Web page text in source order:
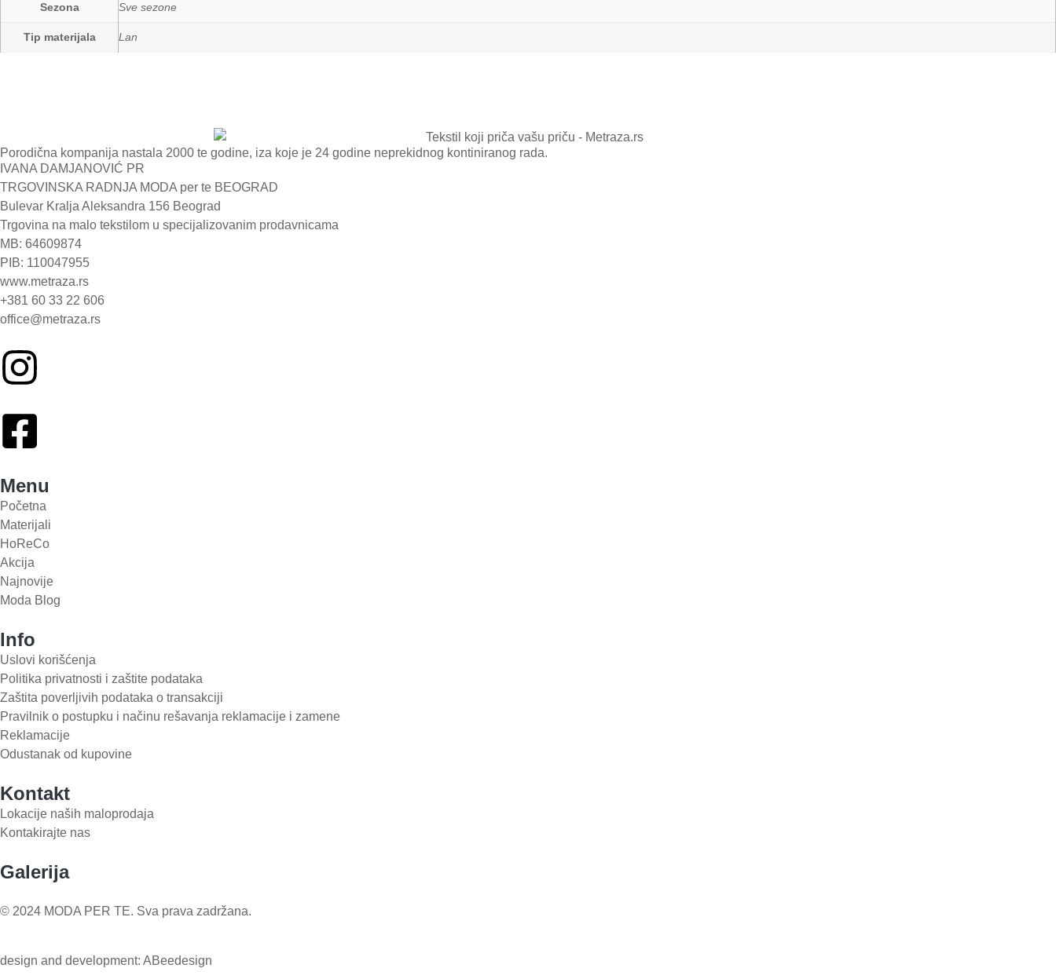
Sezona Sve sezone
Tip materijala Lan
Porodična kompanija nastala 2000 te godine, iza koje je 24 godine neprekidnog kontiniranog rada.
IVANA DAMJANOVIĆ PR
TRGOVINSKA RADNJA MODA per te BEOGRAD
Bulevar Kralja Aleksandra 156 Beograd
Trgovina na malo tekstilom u specijalizovanim prodavnicama
MB: 64609874
PIB: 110047955
www.metraza.rs
+381 60 33 22 606
office@metraza.rs
Menu
Početna
Materijali
HoReCo
Akcija
Najnovije
Moda Blog
Info
Uslovi korišćenja
Politika privatnosti i zaštite podataka
Zaštita poverljivih podataka o transakciji
Pravilnik o postupku i načinu rešavanja reklamacije i zamene
Reklamacije
Odustanak od kupovine
Kontakt
Lokacije naših maloprodaja
Kontakirajte nas
Galerija
© 2024 MODA PER TE. Sva prava zadržana.
design and development: ABeedesign